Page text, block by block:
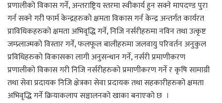
प्रणालीको विकास गर्ने, अन्तराष्ट्रिय स्तरमा स्वीकार्य हुन सक्ने मापदण्ड पुरा
गर्न सक्ने गरी फार्म केन्द्रहरुको क्षमता विकास गर्न केन्द्र अन्तर्गत कार्यरत
प्राविधिकहरुको क्षमता अभिवृद्धि गर्ने, निजि नर्सरीहरुमा नविन तथा उत्कृष्ट
जम्प्र्लाज्मको विस्तार गर्ने, फलफूल बालीहरुमा जलवायु परिवर्तन अनुकुल
प्रविधिहरुको विकासका लागी अनुसन्धान गर्ने, नर्सरी प्रमाणीकरण
प्रणालीको विकास गरी निजि नर्सरीहरुको प्रमाणीकरण गर्ने र कृषि सामाग्री
तथा सेवा प्रदायक निजि क्षेत्रका सेवा प्रदायक तथा सहकारीहरुको क्षमता
अभिवृद्धि गर्ने क्रियाकलाप सञ्चालनको खाका बनाएको छ ।